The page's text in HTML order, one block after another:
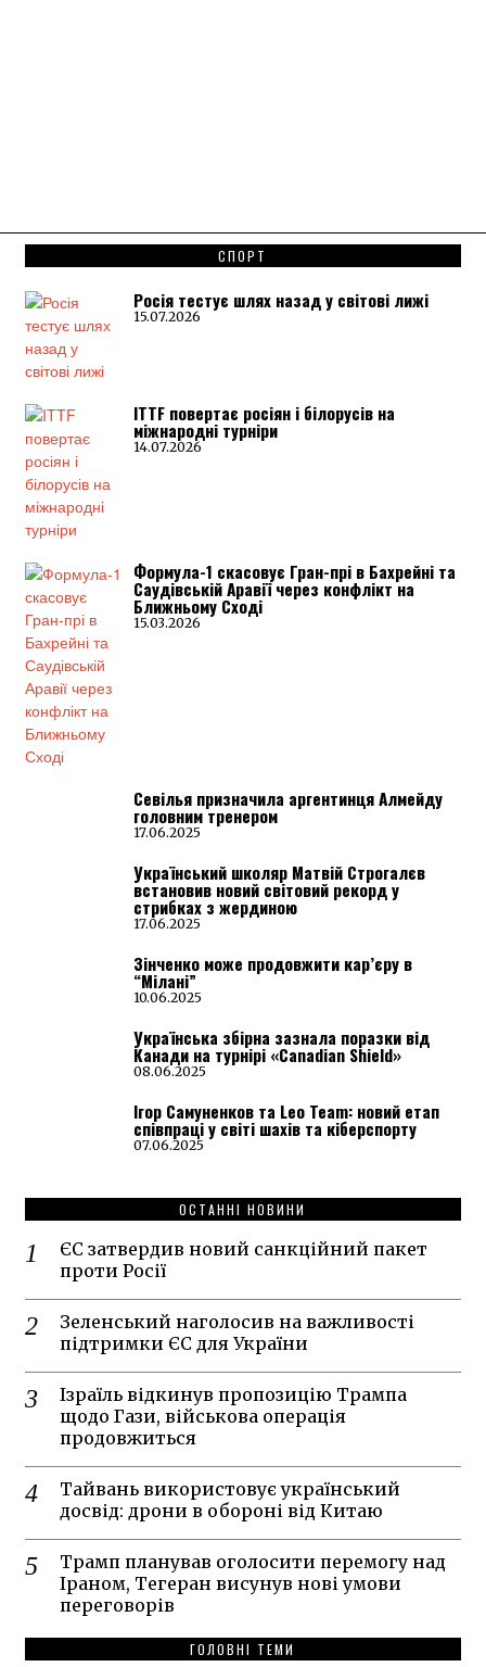
СПОРТ
Росія тестує шлях назад у світові лижі
15.07.2026
ITTF повертає росіян і білорусів на
міжнародні турніри
14.07.2026
Формула-1 скасовує Гран-прі в Бахрейні та
Саудівській Аравії через конфлікт на
Ближньому Сході
15.03.2026
Севілья призначила аргентинця Алмейду
головним тренером
17.06.2025
Український школяр Матвій Строгалєв
встановив новий світовий рекорд у
стрибках з жердиною
17.06.2025
Зінченко може продовжити кар’єру в
“Мілані”
10.06.2025
Українська збірна зазнала поразки від
Канади на турнірі «Canadian Shield»
08.06.2025
Ігор Самуненков та Leo Team: новий етап
співпраці у світі шахів та кіберспорту
07.06.2025
ОСТАННІ НОВИНИ
ЄС затвердив новий санкційний пакет
проти Росії
Зеленський наголосив на важливості
підтримки ЄС для України
Ізраїль відкинув пропозицію Трампа
щодо Гази, військова операція
продовжиться
Тайвань використовує український
досвід: дрони в обороні від Китаю
Трамп планував оголосити перемогу над
Іраном, Тегеран висунув нові умови
переговорів
ГОЛОВНІ ТЕМИ